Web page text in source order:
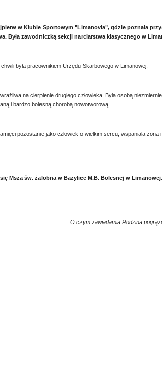
w Klubie Sportowym "Limanovia", gdzie poznała
Była zawodniczką sekcji narciarstwa klasycznego w
była pracownikiem Urzędu Skarbowego w Limanowej.
na cierpienie drugiego człowieka. Była osobą
i bardzo bolesną chorobą nowotworową.
pozostanie jako człowiek o wielkim sercu, wspaniala żona i
Msza św. żalobna w Bazylice M.B. Bolesnej w Limanowej.
O czym zawiadamia Rodzina